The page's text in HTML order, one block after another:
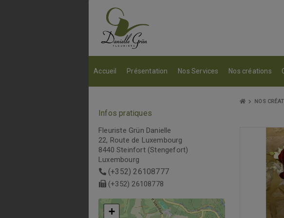
Accueil Présentation Nos Services Nos créations
NOS
Infos pratiques
Fleuriste Grün Danielle
22, Route de Luxembourg
8440 Steinfort (Stengefort)
Luxembourg
(+352) 26108777
(+352) 26108778
+
+